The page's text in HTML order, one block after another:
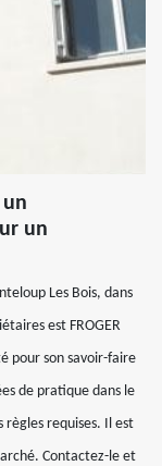
un
un
Les Bois, dans
est FROGER
pour son savoir-faire
de pratique dans le
règles requises. Il est
Contactez-le et